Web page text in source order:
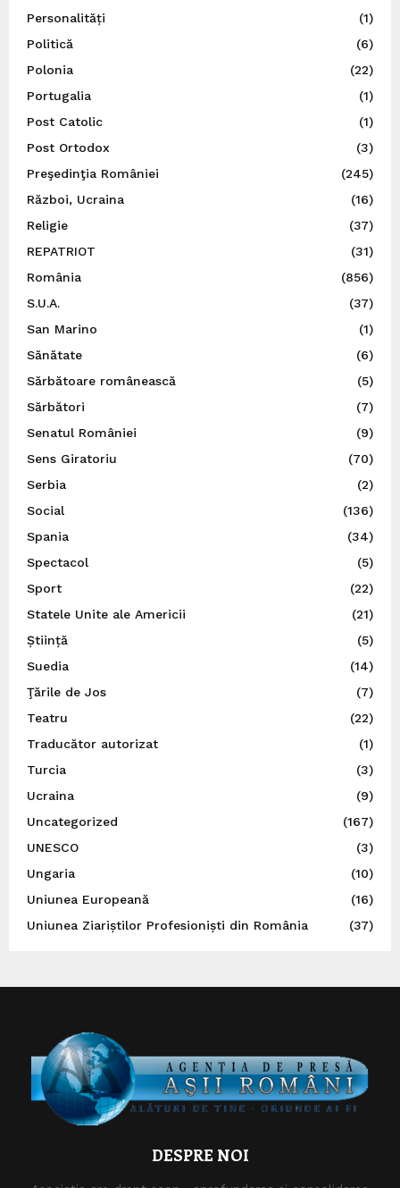
Personalități
(1)
Politică
(6)
Polonia
(22)
Portugalia
(1)
Post Catolic
(1)
Post Ortodox
(3)
Preşedinţia României
(245)
Război, Ucraina
(16)
Religie
(37)
REPATRIOT
(31)
România
(856)
S.U.A.
(37)
San Marino
(1)
Sănătate
(6)
Sărbătoare românească
(5)
Sărbători
(7)
Senatul României
(9)
Sens Giratoriu
(70)
Serbia
(2)
Social
(136)
Spania
(34)
Spectacol
(5)
Sport
(22)
Statele Unite ale Americii
(21)
Știință
(5)
Suedia
(14)
Ţările de Jos
(7)
Teatru
(22)
Traducător autorizat
(1)
Turcia
(3)
Ucraina
(9)
Uncategorized
(167)
UNESCO
(3)
Ungaria
(10)
Uniunea Europeană
(16)
Uniunea Ziariștilor Profesioniști din România
(37)
DESPRE NOI